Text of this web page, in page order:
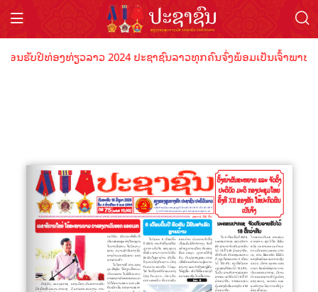
ນຮັບປີທ່ອງທ່ຽວລາວ 2024 ປະຊາຊົນລາວທຸກຄົນຈົ່ງພ້ອມເປັນເຈົ້າພາ